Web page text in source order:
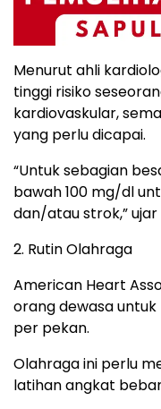
Menurut ahli
tinggi risiko
kardiovaskular,
yang perlu dicapai.
“Untuk sebagian
bawah 100 mg/dl
dan/atau strok,” ujar
2. Rutin Olahraga
American Heart
orang dewasa
per pekan.
Olahraga ini perlu
latihan angkat